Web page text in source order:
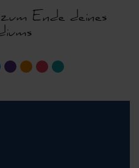
Ende deines